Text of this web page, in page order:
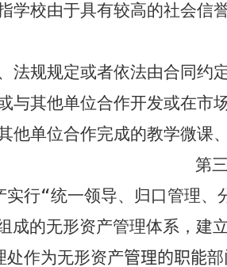
学校由于具有较高的社会
法规规定或者依法由合同约
与其他单位合作开发或在市
他单位合作完成的教学微课、
第
实行“统一领导、归口管理
成的无形资产管理体系，建
作为无形资产管理的职能部